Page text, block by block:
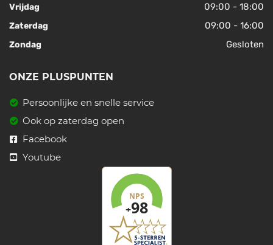
Vrijdag 09:00 - 18:00
Zaterdag 09:00 - 16:00
Zondag Gesloten
ONZE PLUSPUNTEN
Persoonlijke en snelle service
Ook op zaterdag open
Facebook
Youtube